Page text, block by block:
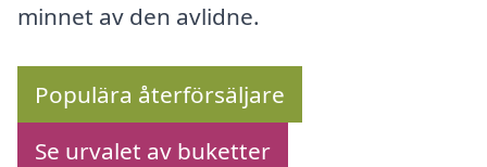
minnet av den avlidne.
Populära återförsäljare
Se urvalet av buketter